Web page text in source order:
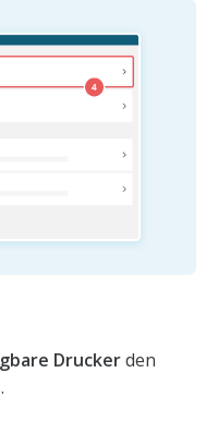
Druckerden